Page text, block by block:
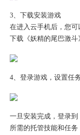
3、下载安装游戏
在进入云手机后，您
下载《妖精的尾巴激斗
4、登录游戏，设置任
一旦安装完成，登录
所需的托管技能和任